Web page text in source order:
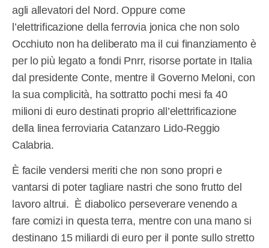
agli allevatori del Nord. Oppure come
l’elettrificazione della ferrovia jonica che non solo
Occhiuto non ha deliberato ma il cui finanziamento è
per lo più legato a fondi Pnrr, risorse portate in Italia
dal presidente Conte, mentre il Governo Meloni, con
la sua complicità, ha sottratto pochi mesi fa 40
milioni di euro destinati proprio all’elettrificazione
della linea ferroviaria Catanzaro Lido-Reggio
Calabria.
È facile vendersi meriti che non sono propri e
vantarsi di poter tagliare nastri che sono frutto del
lavoro altrui. È diabolico perseverare venendo a
fare comizi in questa terra, mentre con una mano si
destinano 15 miliardi di euro per il ponte sullo stretto